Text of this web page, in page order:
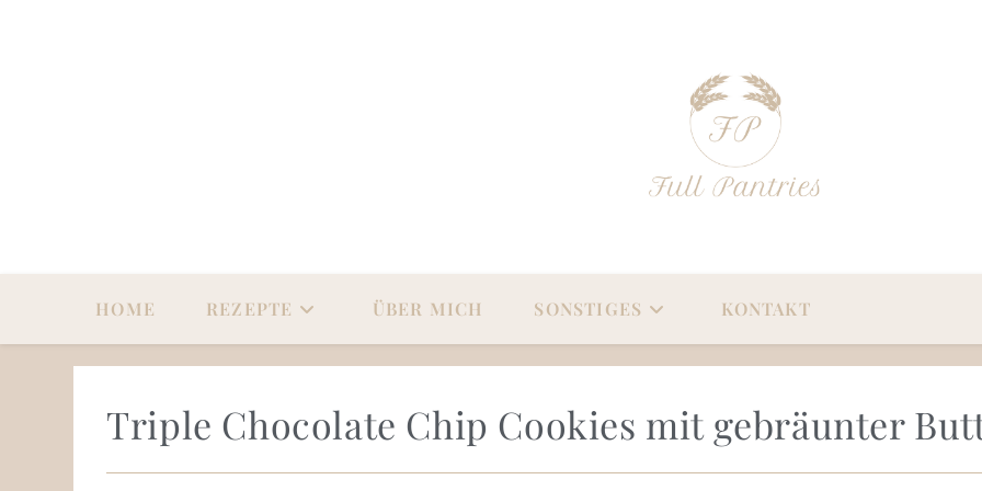
HOME REZEPTE ÜBER MICH SONSTIGES KONTAKT
Triple Chocolate Chip Cookies mit gebräunter